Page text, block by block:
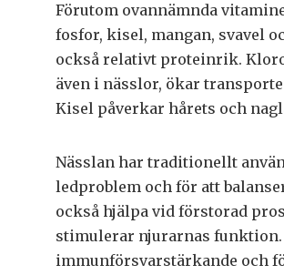
Förutom ovannämnda
fosfor, kisel, mangan, svavel
också relativt proteinrik.
även i nässlor, ökar
Kisel påverkar hårets och
Nässlan har traditionellt
ledproblem och för att
också hjälpa vid förstorad
stimulerar njurarnas funktion.
immunförsvarstärkande och